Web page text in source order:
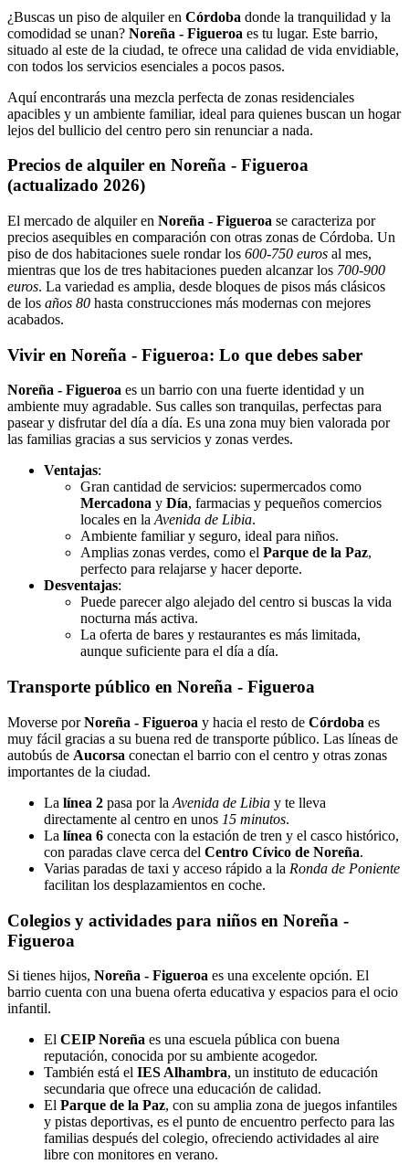
¿Buscas un piso de alquiler en Córdoba donde la tranquilidad y la
comodidad se unan? Noreña - Figueroa es tu lugar. Este barrio,
situado al este de la ciudad, te ofrece una calidad de vida envidiable,
con todos los servicios esenciales a pocos pasos.
Aquí encontrarás una mezcla perfecta de zonas residenciales
apacibles y un ambiente familiar, ideal para quienes buscan un hogar
lejos del bullicio del centro pero sin renunciar a nada.
Precios de alquiler en Noreña - Figueroa
(actualizado 2026)
El mercado de alquiler en Noreña - Figueroa se caracteriza por
precios asequibles en comparación con otras zonas de Córdoba. Un
piso de dos habitaciones suele rondar los 600-750 euros al mes,
mientras que los de tres habitaciones pueden alcanzar los 700-900
euros. La variedad es amplia, desde bloques de pisos más clásicos
de los años 80 hasta construcciones más modernas con mejores
acabados.
Vivir en Noreña - Figueroa: Lo que debes saber
Noreña - Figueroa es un barrio con una fuerte identidad y un
ambiente muy agradable. Sus calles son tranquilas, perfectas para
pasear y disfrutar del día a día. Es una zona muy bien valorada por
las familias gracias a sus servicios y zonas verdes.
Ventajas:
Gran cantidad de servicios: supermercados como
Mercadona y Día, farmacias y pequeños comercios
locales en la Avenida de Libia.
Ambiente familiar y seguro, ideal para niños.
Amplias zonas verdes, como el Parque de la Paz,
perfecto para relajarse y hacer deporte.
Desventajas:
Puede parecer algo alejado del centro si buscas la vida
nocturna más activa.
La oferta de bares y restaurantes es más limitada,
aunque suficiente para el día a día.
Transporte público en Noreña - Figueroa
Moverse porNoreña - Figueroa y hacia el resto de Córdoba es
muy fácil gracias a su buena red de transporte público. Las líneas de
autobús de Aucorsa conectan el barrio con el centro y otras zonas
importantes de la ciudad.
La línea 2 pasa por la Avenida de Libia y te lleva
directamente al centro en unos 15 minutos.
La línea 6 conecta con la estación de tren y el casco histórico,
con paradas clave cerca del Centro Cívico de Noreña.
Varias paradas de taxi y acceso rápido a la Ronda de Poniente
facilitan los desplazamientos en coche.
Colegios y actividades para niños en Noreña -
Figueroa
Si tienes hijos, Noreña - Figueroa es una excelente opción. El
barrio cuenta con una buena oferta educativa y espacios para el ocio
infantil.
El CEIP Noreña es una escuela pública con buena
reputación, conocida por su ambiente acogedor.
También está el IES Alhambra, un instituto de educación
secundaria que ofrece una educación de calidad.
El Parque de la Paz, con su amplia zona de juegos infantiles
y pistas deportivas, es el punto de encuentro perfecto para las
familias después del colegio, ofreciendo actividades al aire
libre con monitores en verano.